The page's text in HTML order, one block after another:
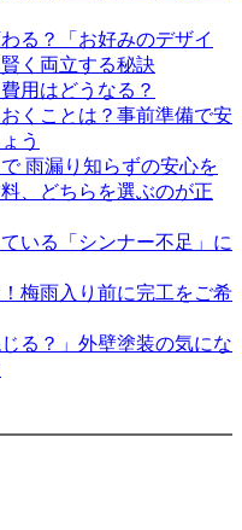
る？「お好みのデザイ
く両立する秘訣
用はどうなる？
くことは？事前準備で安
う
雨漏り知らずの安心を
、どちらを選ぶのが正
いる「シンナー不足」に
梅雨入り前に完工をご希
る？」外壁塗装の気にな